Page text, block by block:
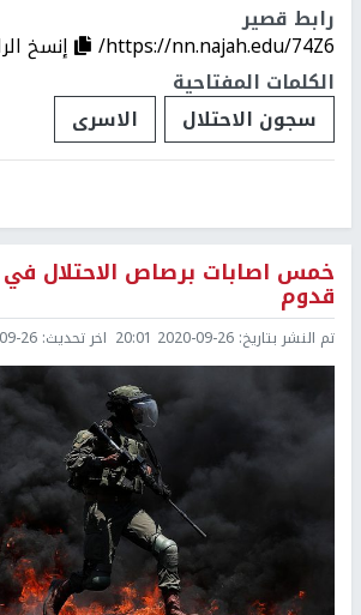
رابط قصير
https://nn.najah.edu/74Z6/
إنسخ
الكلمات المفتاحية
سجون الاحتلال
الاسرى
خمس اصابات برصاص الاحتلال
قدوم
تم النشر بتاريخ: 2020-09-26 20:01 اخر تحديث: 20:04